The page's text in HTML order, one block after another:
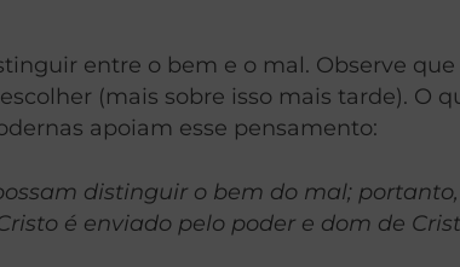
entre o bem e o mal. Observe que
(mais sobre isso mais tarde). O
apoiam esse pensamento:
distinguir o bem do mal;
é enviado pelo poder e dom de